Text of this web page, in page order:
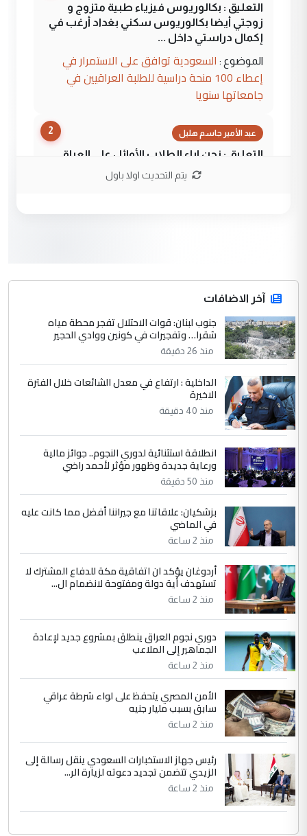
التعليق : بكالوريوس فيزياء طبية متزوج و
زوجتي أيضا بكالوريوس سكني بغداد أرغب في
إكمال دراستي داخل ...
الموضوع : السعودية توافق على الاستمرار في
إعطاء 100 منحة دراسية للطلبة العراقيين في
جامعاتها سنويا
2 عبد الأمير جاسم هليل
التعليق : نحن اباء الطلاب الأوائل على العراق
نتشرف بلقاء السيد احمد الصافي في العتبات
التعليق : قرار مستعجل جدا ولامصلحة فيه
للوزاره ولا للمواطن القرار الصائب يكون بعد
الاستماع للمدير ومغرفة ...
الموضوع :
وزير الصحة يعفي مدير مستشفى الكرخ
العام في بغداد
4 سردار
التعليق : واحد من عصابة علي ماما يسقط
جنسية الرافد الثالث للعراق ومن اصول عريقة
الموضوع :
الجواهري يرد على صدام حسين سل
مضجعيك يابن الزنا (نص كامل)
سردار
التعليق : واحد من عصابة علي ماما يسقط
ابا فرات ...
الموضوع :
الجواهري يرد على صدام حسين سل
مضجعيك يابن الزنا (نص كامل)
يتم التحديث اولا باول
آخر الاضافات
جنوب لبنان: قوات الاحتلال تفجر محطة مياه
شقرا… وتفجيرات في كونين ووادي الحجير
منذ 26 دقيقة
الداخلية : ارتفاع في معدل الشائعات خلال الفترة
الاخيرة
منذ 40 دقيقة
انطلاقة استثنائية لدوري النجوم.. جوائز مالية
ورعاية جديدة وظهور مؤثر لأحمد راضي
منذ 50 دقيقة
بزشكيان: علاقاتنا مع جيراننا أفضل مما كانت عليه
في الماضي
منذ 2 ساعة
أردوغان يؤكد ان اتفاقية مكة للدفاع المشترك لا
تستهدف أية دولة ومفتوحة لانضمام ال...
منذ 2 ساعة
دوري نجوم العراق ينطلق بمشروع جديد لإعادة
الجماهير إلى الملاعب
منذ 2 ساعة
الأمن المصري يتحفظ على لواء شرطة عراقي
سابق بسبب مليار جنيه
منذ 2 ساعة
رئيس جهاز الاستخبارات السعودي ينقل رسالة إلى
الزيدي تتضمن تجديد دعوته لزيارة الر...
منذ 2 ساعة